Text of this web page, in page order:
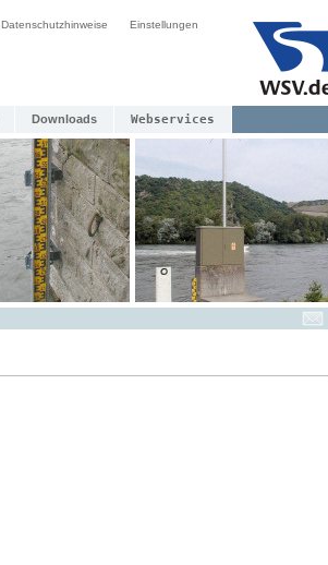
Datenschutzhinweise Einstellungen
Downloads Webservices